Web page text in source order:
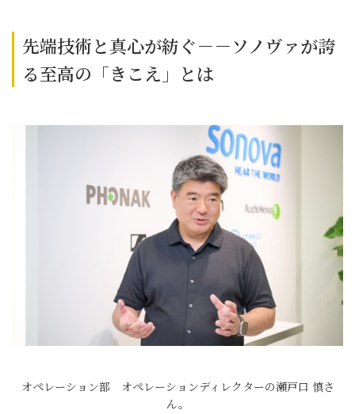
先端技術と真心が紡ぐ－－ソノヴァが誇
る至高の「きこえ」とは
オペレーション部 オペレーションディレクターの瀬戸口 慎さ
ん。